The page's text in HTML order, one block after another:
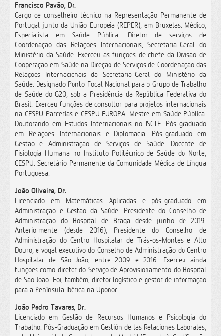
Francisco Pavão, Dr.
Cargo de conselheiro técnico na Representação Permanente de
Portugal junto da União Europeia (REPER), em Bruxelas. Médico,
Especialista em Saúde Pública. Diretor de serviços de
Coordenação das Relações Internacionais, Secretaria-Geral do
Ministério da Saúde. Exerceu as funções de chefe da Divisão de
Cooperação em Saúde na Direção de Serviços de Coordenação das
Relações Internacionais da Secretaria-Geral do Ministério da
Saúde. Designado Ponto Focal Nacional para o Grupo de Trabalho
de Saúde do G20, sob a Presidência da República Federativa do
Brasil. Exerceu funções de consultor para projetos internacionais
na CESPU Parcerias e CESPU EUROPA. Mestre em Saúde Pública.
Doutorando em Estudos Internacionais no ISCTE. Pós-graduado
em Relações Internacionais e Diplomacia. Pós-graduado em
Gestão e Administração de Serviços de Saúde. Docente de
Fisiologia Humana no Instituto Politécnico de Saúde do Norte,
CESPU. Secretário Permanente da Comunidade Médica de Língua
Portuguesa.
João Oliveira, Dr.
Licenciado em Matemáticas Aplicadas e pós-graduado em
Administração e Gestão da Saúde. Presidente do Conselho de
Administração do Hospital de Braga desde junho de 2019.
Anteriormente (desde 2016), Presidente do Conselho de
Administração do Centro Hospitalar de Trás-os-Montes e Alto
Douro, e vogal executivo do Conselho de Administração do Centro
Hospitalar de São João, entre 2009 e 2016. Exerceu ainda
funções como diretor do Serviço de Aprovisionamento do Hospital
de São João. Foi, também, diretor logístico e gestor de informação
para a Península Ibérica na Uponor.
João Pedro Tavares, Dr.
Licenciado em Gestão de Recursos Humanos e Psicologia do
Trabalho. Pós-Graduação em Gestión de las Relaciones Laborales,